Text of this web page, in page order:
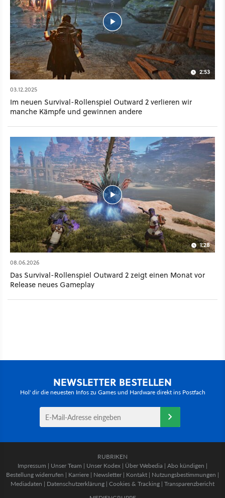
2:53
03.12.2025
Im neuen Survival-Rollenspiel Outward 2 verlieren wir
manche Kämpfe und gewinnen andere
1:28
08.06.2026
Das Survival-Rollenspiel Outward 2 zeigt einen Monat vor
Release neues Gameplay
NEWSLETTER BESTELLEN
Hol' dir die neuesten Infos zu Games und Hardware direkt ins Postfach
RUBRIKEN
Impressum | Unser Team | Unser Kodex | Über Webedia | Abo kündigen |
Bestellung widerrufen | Karriere | Newsletter | Kontakt | Nutzungsbestimmungen |
Mediadaten | Datenschutzerklärung | Cookies & Tracking | Transparenzbericht